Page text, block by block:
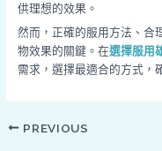
供理想的效果。
然而，正確的服用方法、合
物效果的關鍵。在選擇服用
需求，選擇最適合的方式，
PREVIOUS